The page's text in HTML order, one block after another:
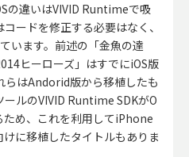
の違いはVIVID Runtimeで吸
ードを修正する必要はなく、
います。前述の「金魚の達
ヒーローズ」はすでにiOS版
らはAndorid版から移植したも
ルのVIVID Runtime SDKがO
め、これを利用してiPhone
に移植したタイトルもありま